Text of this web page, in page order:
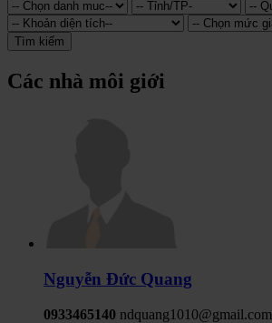
Tìm kiếm
Các nhà môi giới
Nguyễn Đức Quang
0933465140 ndquang1010@gmail.com